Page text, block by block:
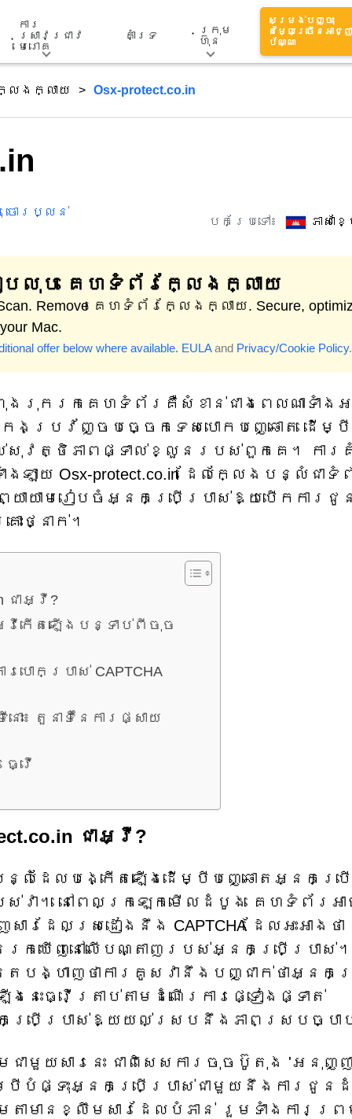
ការ
ស្រាវជ្រាវ
មេរោគ
គាំទ្រ
ក្រុម
ហ៊ុន
សម្រង់បញ្ចុះ
តម្លៃច្រើនអាជ្ញា
ប័ណ្ណ
ែងក្លាយ Osx-protect.co.in
, ចោរប្លន់
បកប្រែទៅ៖ ភាសា
បលុប គេហទំព័រក្លែងក្លាយ
Remove គេហទំព័រក្លែងក្លាយ. Secure,
Mac.
offer below where available. EULAand Privacy/Cookie Policy.
រុករកគេហទំព័រគឺសំខាន់ជាងពេលណាទាំង
ងប្រវ័ញ្ចបច្ចេកទេសបោកបញ្ឆោត ដើម្បី
សុវត្ថិភាពផ្ទាល់ខ្លួនរបស់ពួកគេ។ ការ
ាយ Osx-protect.co.in ដែលក្លែងបន្លំជា
យាយាមរៀបចំអ្នកប្រើប្រាស់ឱ្យបើកការជូ
ថ្នាក់។
ជាអ្វី?
វីកើតឡើងបន្ទាប់ពីចុច
ោកប្រាស់ CAPTCHA
៖ តួនាទីនៃការផ្សាយ
វើ
ជាអ្វី?
បន្លំដែលបង្កើតឡើងដើម្បីបញ្ឆោតអ្នកប្រើ
។ នៅពេលក្រឡេកមើលដំបូង គេហទំព័រអ
រដែលស្រដៀងនឹង CAPTCHA ដែលអះអាងថា
ឃើញនៅលើបណ្តាញរបស់អ្នកប្រើប្រាស់។
ង្ហាញថាការគូសវានឹងបញ្ជាក់ថាអ្នកប្
េះធ្វើត្រាប់តាមដំណើរការផ្ទៀងផ្ទាត់
កប្រើប្រាស់ឱ្យយល់ស្របនឹងភាពស្របច្បា
ជាមួយសារនេះ ជាពិសេសការចុចប៊ូតុង 'អនុញ្ញ
បំផ្ទុះអ្នកប្រើប្រាស់ជាមួយនឹងការជូន
មតាមានខ្លឹមសារដែលបំភាន់ រួមទាំងការព្រ